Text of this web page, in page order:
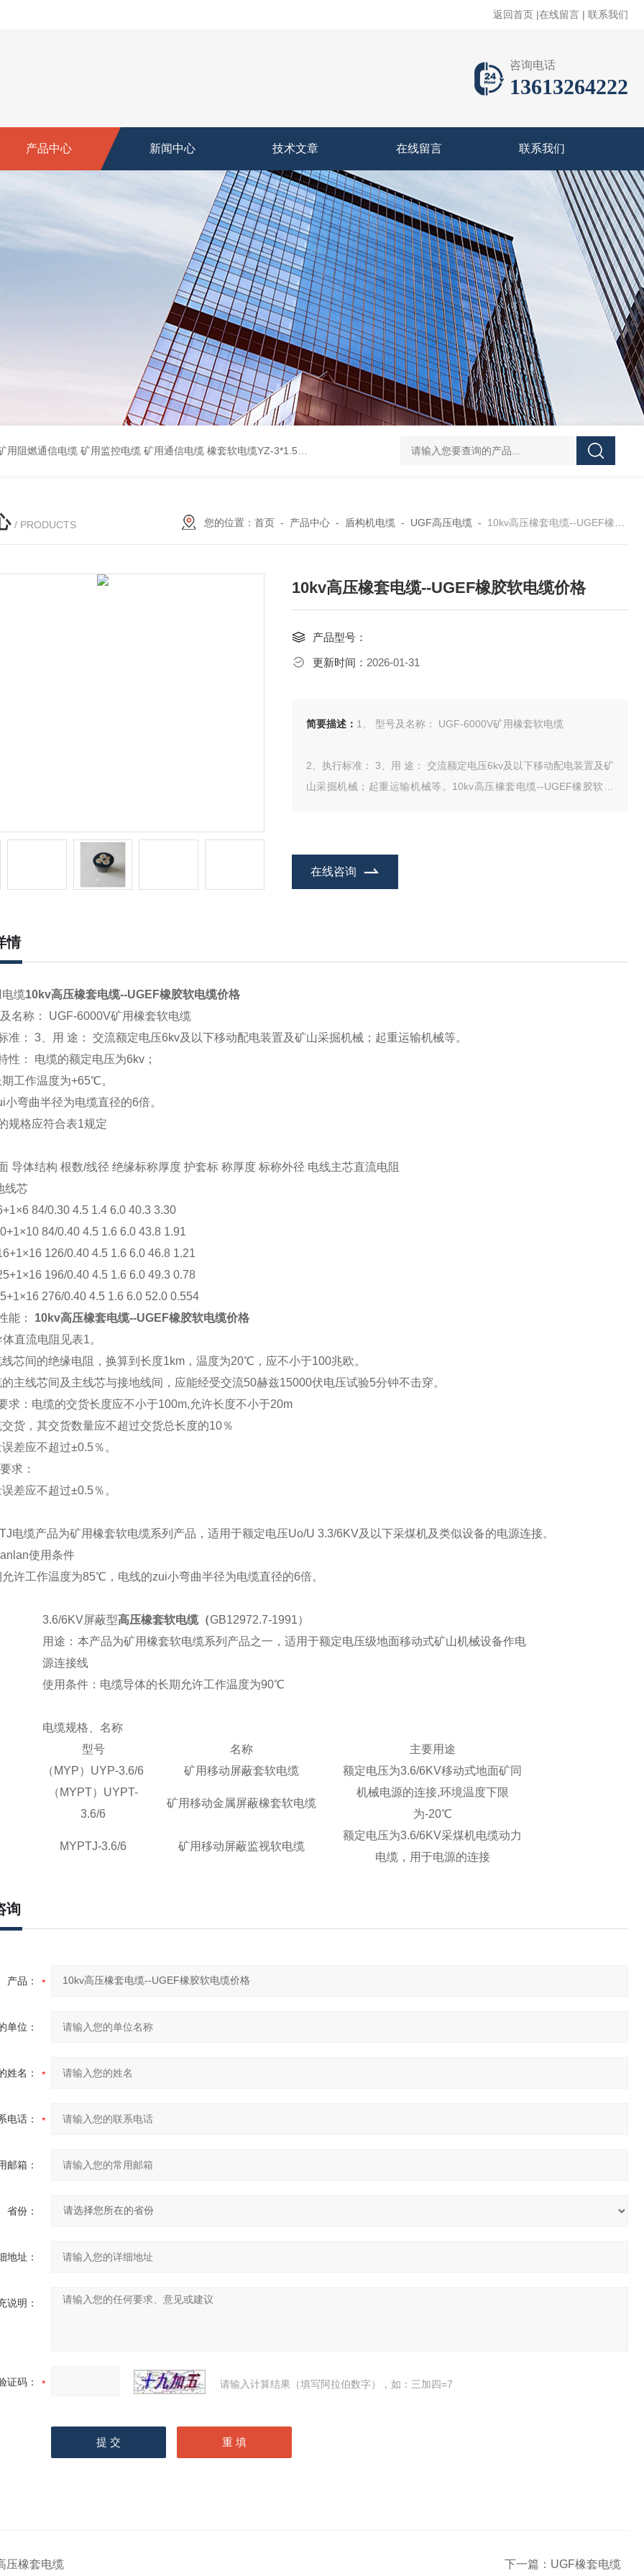
返回首页 |在线留言 | 联系我们
咨询电话
13613264222
产品中心 新闻中心 技术文章 在线留言 联系我们
屏蔽计算机电缆ZR-DJYPVP 2*2*0.75 ZR-DJYVP阻燃计算机电缆3*2*1.0 矿用阻燃控制电缆MKYJV-3*1.5 铠装阻燃矿用控制电缆MKYJV32 MKYJVP22矿用屏蔽铠装控制电缆 防水橡套扁电缆JHSB-3*4 专业厂家 MY-0.38/0.66kv矿用阻燃橡套电缆
/ PRODUCTS 您的位置： 首页- 产品中心- 盾构机电缆- UGF高压电缆- 10kv高压橡套电缆--UGEF橡胶软电缆价格
10kv高压橡套电缆--UGEF橡胶软电缆价格
产品型号：
更新时间： 2026-01-31
简要描述： 1、 型号及名称： UGF-6000V矿用橡套软电缆
2、执行标准： 3、用 途： 交流额定电压6kv及以下移动配电装置及矿
山采掘机械；起重运输机械等。10kv高压橡套电缆--UGEF橡胶软电
在线咨询
情
缆10kv高压橡套电缆--UGEF橡胶软电缆价格
名称： UGF-6000V矿用橡套软电缆
准： 3、用 途： 交流额定电压6kv及以下移动配电装置及矿山采掘机械；起重运输机械等。
性： 电缆的额定电压为6kv；
工作温度为+65℃。
小弯曲半径为电缆直径的6倍。
规格应符合表1规定
导体结构 根数/线径 绝缘标称厚度 护套标 称厚度 标称外径 电线主芯直流电阻
线芯
84/0.30 4.5 1.4 6.0 40.3 3.30
84/0.40 4.5 1.6 6.0 43.8 1.91
126/0.40 4.5 1.6 6.0 46.8 1.21
196/0.40 4.5 1.6 6.0 49.3 0.78
276/0.40 4.5 1.6 6.0 52.0 0.554
能： 10kv高压橡套电缆--UGEF橡胶软电缆价格
直流电阻见表1。
芯间的绝缘电阻，换算到长度1km，温度为20℃，应不小于100兆欧。
主线芯间及主线芯与接地线间，应能经受交流50赫兹15000伏电压试验5分钟不击穿。
求：电缆的交货长度应不小于100m,允许长度不小于20m
货，其交货数量应不超过交货总长度的10％
差应不超过±0.5％。
求：
差应不超过±0.5％。
电缆产品为矿用橡套软电缆系列产品，适用于额定电压Uo/U 3.3/6KV及以下采煤机及类似设备的电源连接。
使用条件
许工作温度为85℃，电线的zui小弯曲半径为电缆直径的6倍。
3.6/6KV屏蔽型高压橡套软电缆（GB12972.7-1991）
用途：本产品为矿用橡套软电缆系列产品之一，适用于额定电压级地面移动式矿山机械设备作电
源连接线
使用条件：电缆导体的长期允许工作温度为90℃
电缆规格、名称
型号
名称
主要用途
（MYP）UYP-3.6/6
矿用移动屏蔽套软电缆
额定电压为3.6/6KV移动式地面矿同
机械电源的连接,环境温度下限
为-20℃
（MYPT）UYPT-
3.6/6
矿用移动金属屏蔽橡套软电缆
MYPTJ-3.6/6 矿用移动屏蔽监视软电缆
额定电压为3.6/6KV采煤机电缆动力
电缆，用于电源的连接
询
产品：
单位：
姓名：
电话：
邮箱：
省份：
地址：
说明：
证码： 请输入计算结果（填写阿拉伯数字），如：三加四=7
压橡套电缆 下一篇： UGF橡套电缆